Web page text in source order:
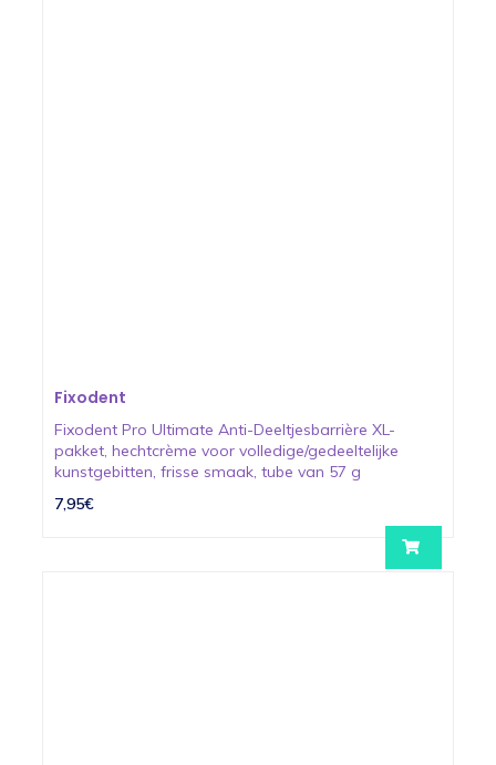
Fixodent
Fixodent Pro Ultimate Anti-Deeltjesbarrière XL-
pakket, hechtcrème voor volledige/gedeeltelijke
kunstgebitten, frisse smaak, tube van 57 g
7,95€